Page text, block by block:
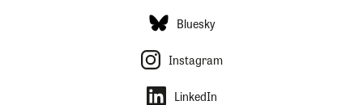
Bluesky
Instagram
LinkedIn